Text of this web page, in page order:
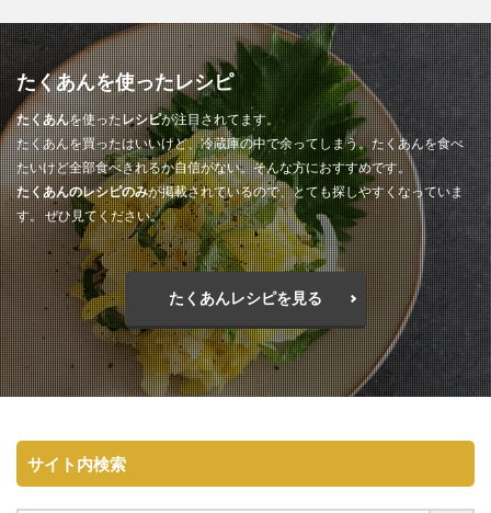
たくあんを使ったレシピ
たくあんを使ったレシピが注目されてます。
たくあんを買ったはいいけど、冷蔵庫の中で余ってしまう。たくあんを食べ
たいけど全部食べきれるか自信がない。そんな方におすすめです。
たくあんのレシピのみが掲載されているので、とても探しやすくなっていま
す。 ぜひ見てください。
たくあんレシピを見る
サイト内検索